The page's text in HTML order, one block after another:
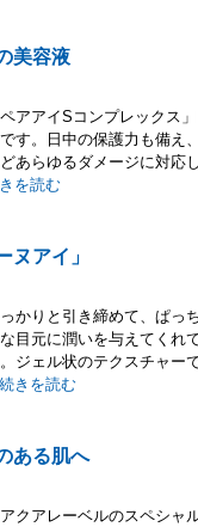
美容液
アアイSコンプレックス
す。日中の保護力も備え
あらゆるダメージに対応
を読む
ヌアイ」
かりと引き締めて、ぱっ
目元に潤いを与えてくれ
ジェル状のテクスチャー
続きを読む
ある肌へ
クアレーベルのスペシャ